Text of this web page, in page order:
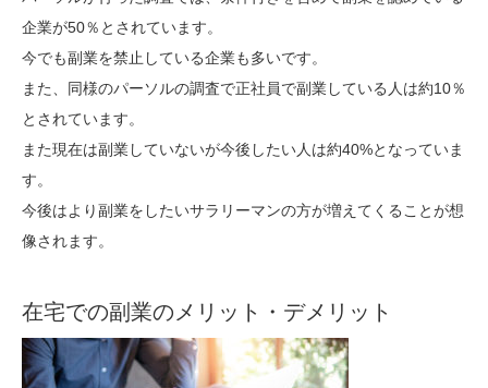
企業が50％とされています。
今でも副業を禁止している企業も多いです。
また、同様のパーソルの調査で正社員で副業している人は約10％
とされています。
また現在は副業していないが今後したい人は約40%となっていま
す。
今後はより副業をしたいサラリーマンの方が増えてくることが想
像されます。
在宅での副業のメリット・デメリット